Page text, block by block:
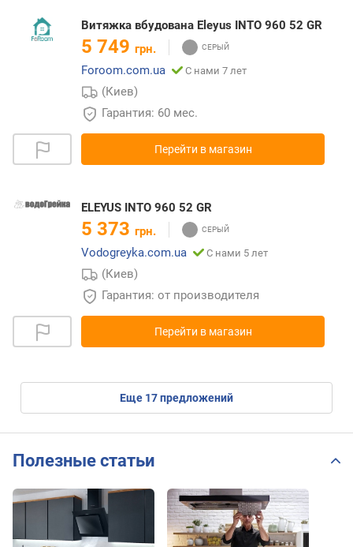
Витяжка вбудована Eleyus INTO 960 52 GR
5 749 грн.
Foroom.com.ua
С нами 7 лет
(Киев)
Гарантия: 60 мес.
Перейти в магазин
ELEYUS INTO 960 52 GR
5 373 грн.
Vodogreyka.com.ua
С нами 5 лет
(Киев)
Гарантия: от производителя
Перейти в магазин
eще 17предложений
Полезные статьи